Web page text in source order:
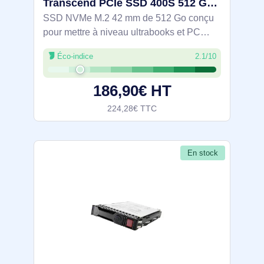
Transcend PCIe SSD 400S 512 Go M.2 PCI Express NVMe 3D NAND - TS512GMTE400S
SSD NVMe M.2 42 mm de 512 Go conçu
pour mettre à niveau ultrabooks et PC
compacts. Interface PCIe Gen3 et lecture
jusqu’à 2 000 Mo/s pour accélérer
démarrage et applications. Mémoire 3D
NAND, cache
Éco-indice 2.1/10
186,90€ HT
224,28€ TTC
En stock